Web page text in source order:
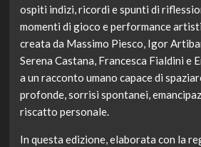
ospiti indizi, ricordi e spunti di
momenti di gioco e performance
creata da Massimo Piesco, Igor
Serena Castana, Francesca Fialdini e
a un racconto umano capace di
profonde, sorrisi spontanei,
riscatto personale.
In questa edizione, elaborata con la